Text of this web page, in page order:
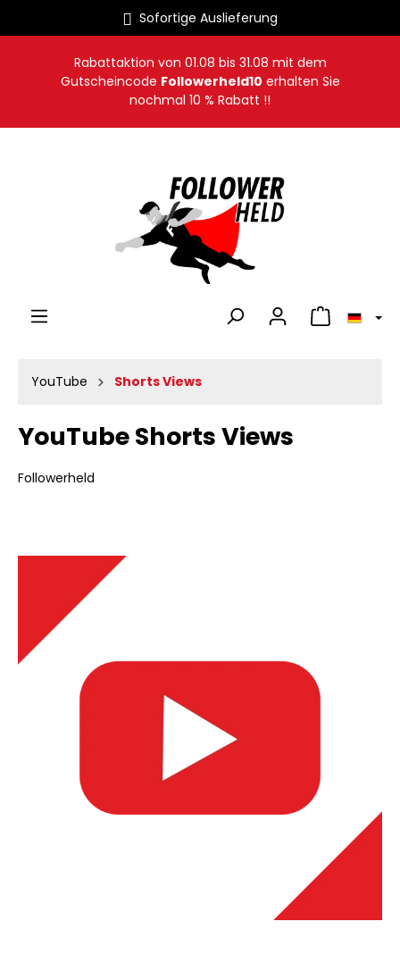
Sofortige Auslieferung
Rabattaktion von 01.08 bis 31.08 mit dem
Gutscheincode Followerheld10 erhalten Sie
nochmal 10 % Rabatt !!
Warenkorb
YouTube Shorts Views
YouTube Shorts Views
Followerheld